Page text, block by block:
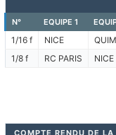
N°
EQUIPE 1
1/16 f NICE
1/8 f
RC PARIS NICE
COMPTE RENDU DE